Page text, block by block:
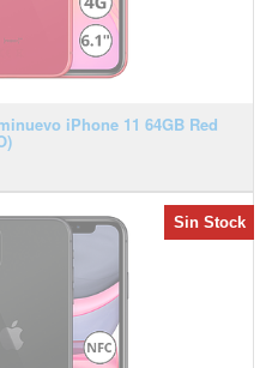
iPhone 11 64GB Red
Sin Stock